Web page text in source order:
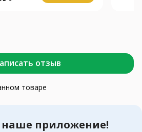
отзыв
товаре
наше приложение!